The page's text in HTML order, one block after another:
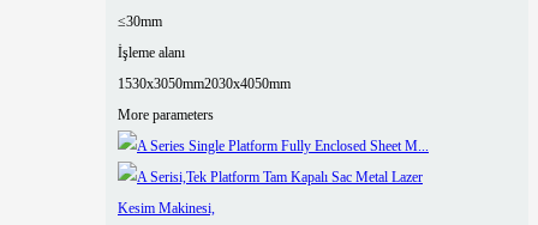
≤30mm
İşleme alanı
1530x3050mm2030x4050mm
More parameters